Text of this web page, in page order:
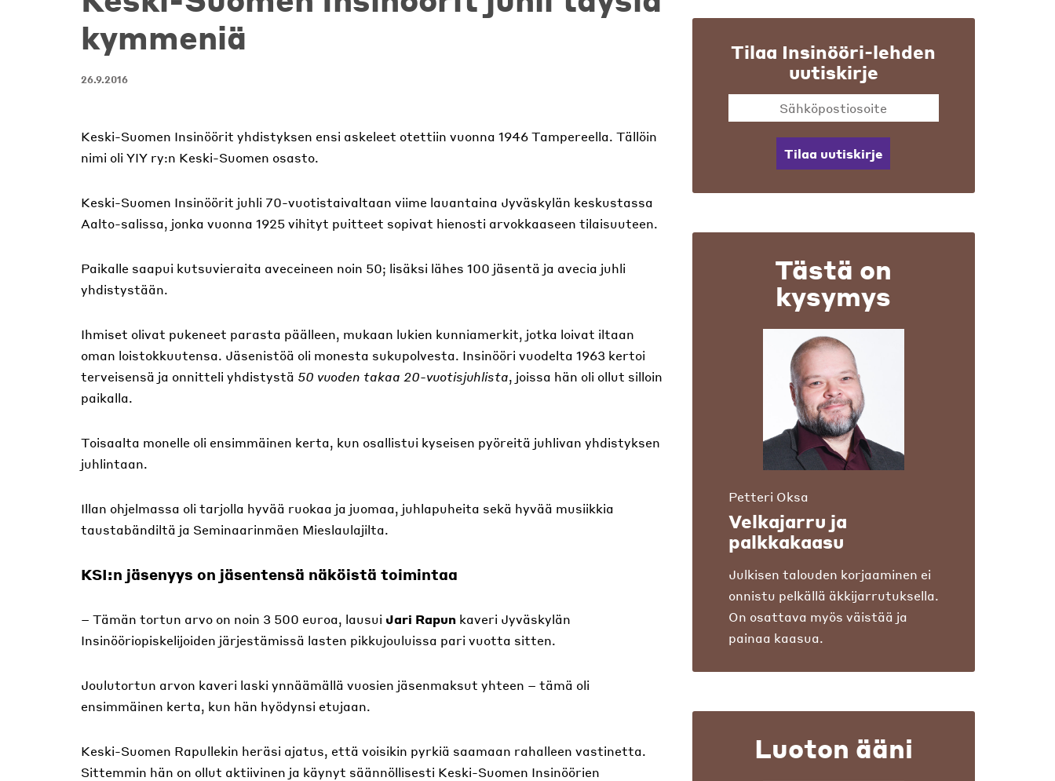
kymmeniä
26.9.2016
Keski-Suomen Insinöörit yhdistyksen ensi askeleet otettiin vuonna 1946 Tampereella. Tällöin
nimi oli YIY ry:n Keski-Suomen osasto.
Keski-Suomen Insinöörit juhli 70-vuotistaivaltaan viime lauantaina Jyväskylän keskustassa
Aalto-salissa, jonka vuonna 1925 vihityt puitteet sopivat hienosti arvokkaaseen tilaisuuteen.
Paikalle saapui kutsuvieraita aveceineen noin 50; lisäksi lähes 100 jäsentä ja avecia juhli
yhdistystään.
Ihmiset olivat pukeneet parasta päälleen, mukaan lukien kunniamerkit, jotka loivat iltaan
oman loistokkuutensa. Jäsenistöä oli monesta sukupolvesta. Insinööri vuodelta 1963 kertoi
terveisensä ja onnitteli yhdistystä 50 vuoden takaa 20-vuotisjuhlista, joissa hän oli ollut silloin
paikalla.
Toisaalta monelle oli ensimmäinen kerta, kun osallistui kyseisen pyöreitä juhlivan yhdistyksen
juhlintaan.
Illan ohjelmassa oli tarjolla hyvää ruokaa ja juomaa, juhlapuheita sekä hyvää musiikkia
taustabändiltä ja Seminaarinmäen Mieslaulajilta.
KSI:n jäsenyys on jäsentensä näköistä toimintaa
– Tämän tortun arvo on noin 3 500 euroa, lausui Jari Rapun kaveri Jyväskylän
Insinööriopiskelijoiden järjestämissä lasten pikkujouluissa pari vuotta sitten.
Joulutortun arvon kaveri laski ynnäämällä vuosien jäsenmaksut yhteen – tämä oli
ensimmäinen kerta, kun hän hyödynsi etujaan.
Keski-Suomen Rapullekin heräsi ajatus, että voisikin pyrkiä saamaan rahalleen vastinetta.
Sittemmin hän on ollut aktiivinen ja käynyt säännöllisesti Keski-Suomen Insinöörien
Tilaa Insinööri-lehden
uutiskirje
Tilaa uutiskirje
Tästä on
kysymys
Petteri Oksa
Velkajarru ja
palkkakaasu
Julkisen talouden korjaaminen ei
onnistu pelkällä äkkijarrutuksella.
On osattava myös väistää ja
painaa kaasua.
Luoton ääni